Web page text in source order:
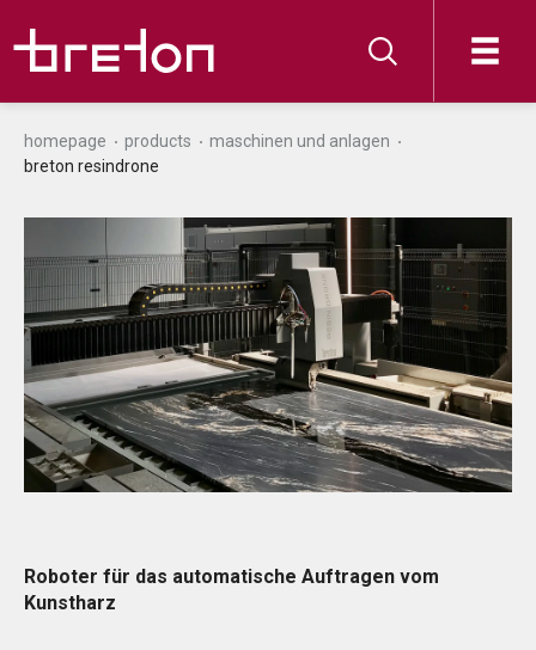
homepage products
maschinen und anlagen
breton resindrone
Roboter für das automatische Auftragen vom
Kunstharz